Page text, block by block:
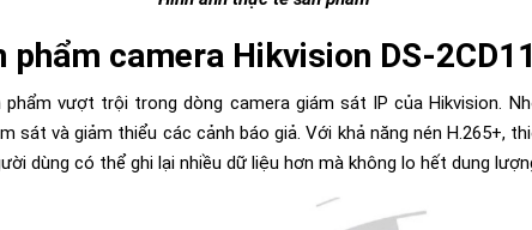
phẩm camera Hikvision DS-
phẩm vượt trội trong dòng camera giám sát IP của Hikvision.
sát và giảm thiểu các cảnh báo giả. Với khả năng nén H.265+,
dùng có thể ghi lại nhiều dữ liệu hơn mà không lo hết dung